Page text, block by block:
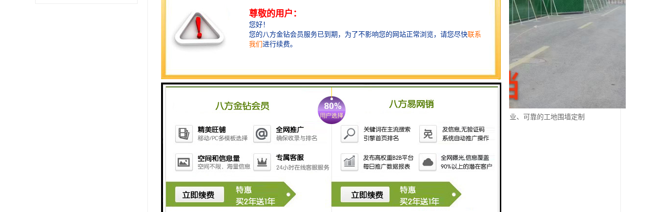
作为一家集生产、销售、租赁、安装于一体的新型建材企业，我们致力于为洛阳及全国各地的建筑项目提供专业、可靠的工地围墙定制
解决方案。
每个建筑项目都有其独特的环境条件、施工周期和美观要求。
我们提供的围墙定制服务，能够根据工地的具体需求，从材质、结构到外观进行全方位设计。
无论是传统的单板围挡，还是更具功能性的复合围挡、市政围挡，我们都能提供专业建议和优质产品。